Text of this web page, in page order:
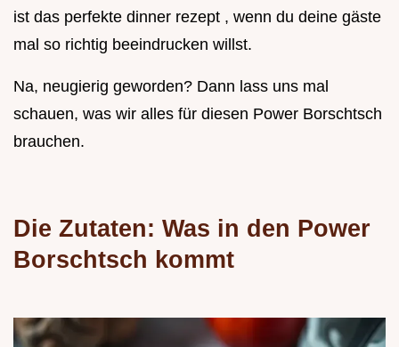
ist das perfekte dinner rezept , wenn du deine gäste
mal so richtig beeindrucken willst.
Na, neugierig geworden? Dann lass uns mal
schauen, was wir alles für diesen Power Borschtsch
brauchen.
Die Zutaten: Was in den Power
Borschtsch kommt